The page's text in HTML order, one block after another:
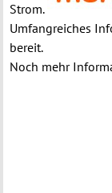
Strom.
Umfangreiches
bereit.
Noch mehr